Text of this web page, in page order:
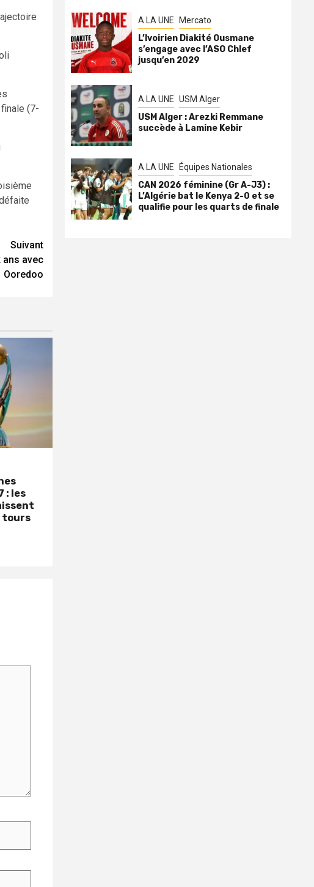
(7-
Suivant
ans avec
Ooredoo
: les
tours
A LA UNE Mercato
L’Ivoirien Diakité Ousmane
s’engage avec l’ASO Chlef
jusqu’en 2029
A LA UNE USM Alger
USM Alger : Arezki Remmane
succède à Lamine Kebir
A LA UNE Équipes Nationales
CAN 2026 féminine (Gr A-J3) :
L’Algérie bat le Kenya 2-0 et se
qualifie pour les quarts de finale